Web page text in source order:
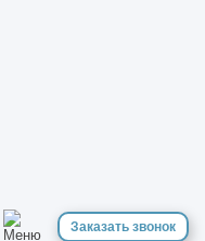
Заказать звонок